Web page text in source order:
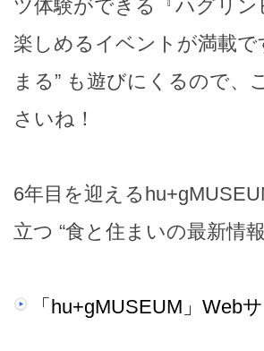
ツ体験ができる『ハグリ
楽しめるイベントが満載
まる” も遊びにくるので、
さいね！
6年目を迎える
立つ “食と住まいの最新情
「hu+gMUSEUM」Web